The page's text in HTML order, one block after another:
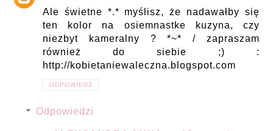
Ale świetne *.* myślisz, że nadawałby się
ten kolor na osiemnastke kuzyna, czy
niezbyt kameralny ? *~* / zapraszam
również do siebie ;) :
http://kobietaniewaleczna.blogspot.com
ODPOWIEDZ
Odpowiedzi